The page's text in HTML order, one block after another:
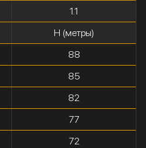
1.1
H (метры)
88
85
82
77
72